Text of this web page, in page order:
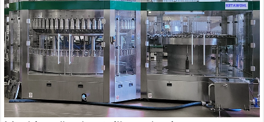
les coûts de main-d’œuvre.